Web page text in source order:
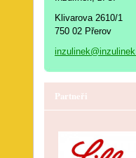
Klivarova 2610/1
750 02 Přerov
Partneři